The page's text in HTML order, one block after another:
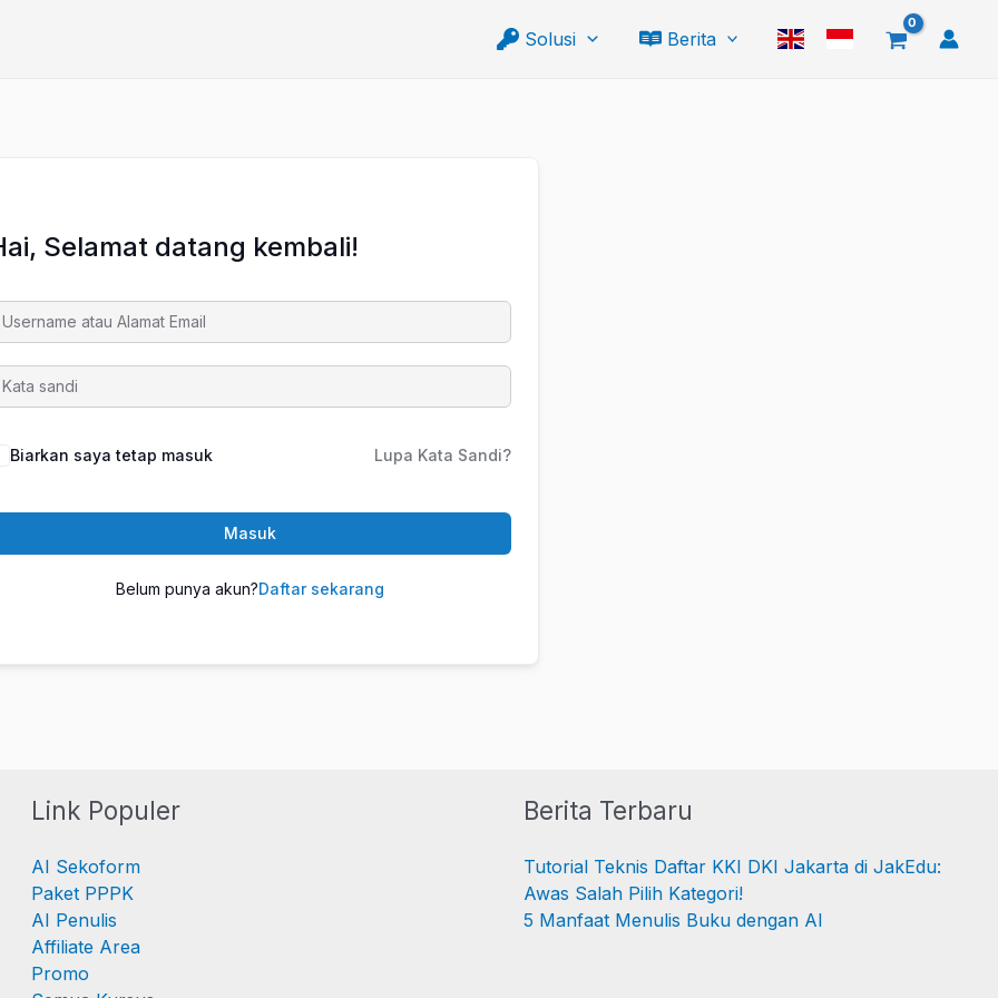
Solusi
Berita
Selamat datang kembali!
Biarkan saya tetap masuk Lupa Kata Sandi?
Masuk
Belum punya akun?Daftar sekarang
Link Populer
AI Sekoform
Paket PPPK
AI Penulis
Affiliate Area
Promo
Berita Terbaru
Tutorial Teknis Daftar KKI DKI Jakarta di JakEdu:
Awas Salah Pilih Kategori!
5 Manfaat Menulis Buku dengan AI